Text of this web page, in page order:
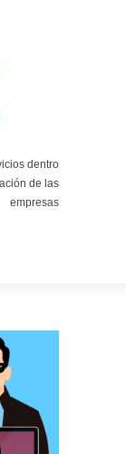
dentro
de las
empresas